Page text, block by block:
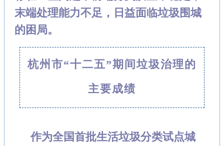
末端处理能力不足，日益面临垃圾围城
的困局。
杭州市“十二五”期间垃圾治理的
主要成绩
作为全国首批生活垃圾分类试点城